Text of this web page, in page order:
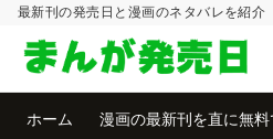
最新刊の発売日と漫画のネタバレを紹介
ホーム 漫画の最新刊を直に無